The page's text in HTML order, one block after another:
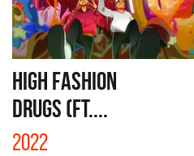
HIGH FASHION
DRUGS (FT....
2022